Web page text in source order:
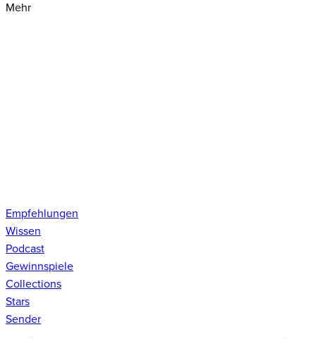
Mehr
Empfehlungen
Wissen
Podcast
Gewinnspiele
Collections
Stars
Sender